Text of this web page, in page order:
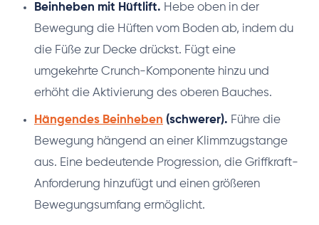
Beinheben mit Hüftlift. Hebe oben in der
Bewegung die Hüften vom Boden ab, indem du
die Füße zur Decke drückst. Fügt eine
umgekehrte Crunch-Komponente hinzu und
erhöht die Aktivierung des oberen Bauches.
Hängendes Beinheben (schwerer). Führe die
Bewegung hängend an einer Klimmzugstange
aus. Eine bedeutende Progression, die Griffkraft-
Anforderung hinzufügt und einen größeren
Bewegungsumfang ermöglicht.